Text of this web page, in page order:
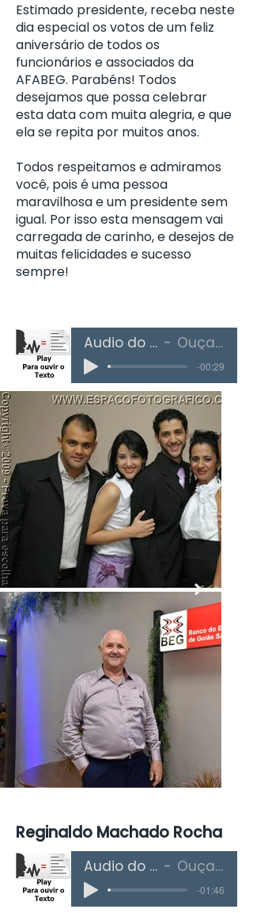
Estimado presidente, receba neste
dia especial os votos de um feliz
aniversário de todos os
funcionários e associados da
AFABEG. Parabéns! Todos
desejamos que possa celebrar
esta data com muita alegria, e que
ela se repita por muitos anos.
Todos respeitamos e admiramos
você, pois é uma pessoa
maravilhosa e um presidente sem
igual. Por isso esta mensagem vai
carregada de carinho, e desejos de
muitas felicidades e sucesso
sempre!
Áudio do Texto Ouça Aqui
-00:29
Reginaldo Machado Rocha
Áudio do Texto Ouça Aqui
-01:46